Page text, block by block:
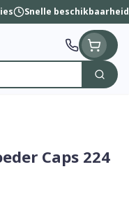
Snelle beschikbaarheid
Zoek
Caps 224